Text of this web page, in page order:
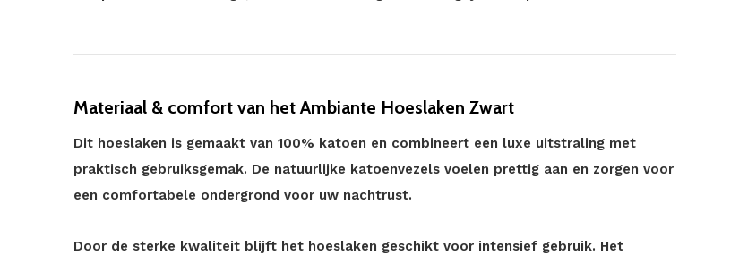
Materiaal & comfort van het Ambiante Hoeslaken Zwart
Dit hoeslaken is gemaakt van 100% katoen en combineert een luxe uitstraling met
praktisch gebruiksgemak. De natuurlijke katoenvezels voelen prettig aan en zorgen voor
een comfortabele ondergrond voor uw nachtrust.
Door de sterke kwaliteit blijft het hoeslaken geschikt voor intensief gebruik. Het